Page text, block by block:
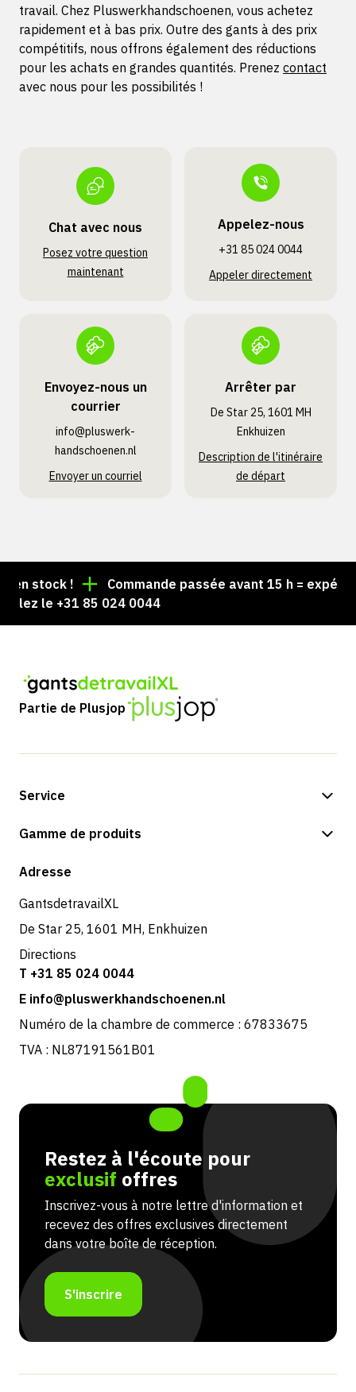
travail. Chez Pluswerkhandschoenen, vous achetez
rapidement et à bas prix. Outre des gants à des prix
compétitifs, nous offrons également des réductions
pour les achats en grandes quantités. Prenez contact
avec nous pour les possibilités !
Chat avec nous
Posez votre question
maintenant
Appelez-nous
+31 85 024 0044
Appeler directement
Envoyez-nous un
courrier
info@pluswerk­
handschoenen.nl
Envoyer un courriel
Arrêter par
De Star 25, 1601 MH
Enkhuizen
Description de l'itinéraire
de départ
!
Commande passée avant 15 h = expédiée le
le +31 85 024 0044
Partie de Plusjop
Service
Options de paiement
Gamme de produits
Boutique
Adresse
GantsdetravailXL
De Star 25, 1601 MH, Enkhuizen
Directions
T +31 85 024 0044
E info@pluswerkhandschoenen.nl
Numéro de la chambre de commerce : 67833675
TVA : NL87191561B01
Restez à l'écoute pour
exclusif offres
Inscrivez-vous à notre lettre d'information et
recevez des offres exclusives directement
dans votre boîte de réception.
S'inscrire